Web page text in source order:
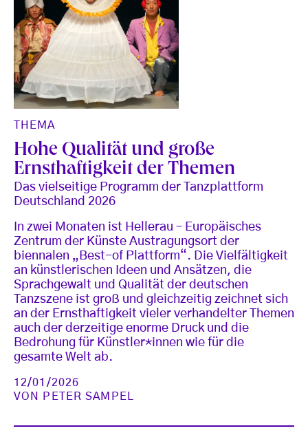
THEMA
Hohe Qualität und große
Ernsthaftigkeit der Themen
Das vielseitige Programm der Tanzplattform
Deutschland 2026
In zwei Monaten ist Hellerau – Europäisches
Zentrum der Künste Austragungsort der
biennalen „Best-of Plattform“. Die Vielfältigkeit
an künstlerischen Ideen und Ansätzen, die
Sprachgewalt und Qualität der deutschen
Tanzszene ist groß und gleichzeitig zeichnet sich
an der Ernsthaftigkeit vieler verhandelter Themen
auch der derzeitige enorme Druck und die
Bedrohung für Künstler*innen wie für die
gesamte Welt ab.
12/01/2026
VON
PETER SAMPEL